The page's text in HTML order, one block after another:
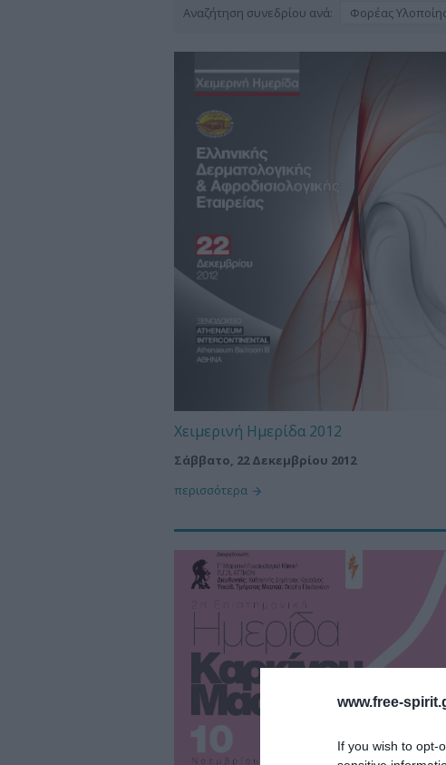
www.free-
If you wish to opt-
Αναζήτηση συνεδρίου ανά: Φορέας
Χειμερινή Ημερίδα 2012
Σάββατο, 22 Δεκεμβρίου 2012
περισσότερα